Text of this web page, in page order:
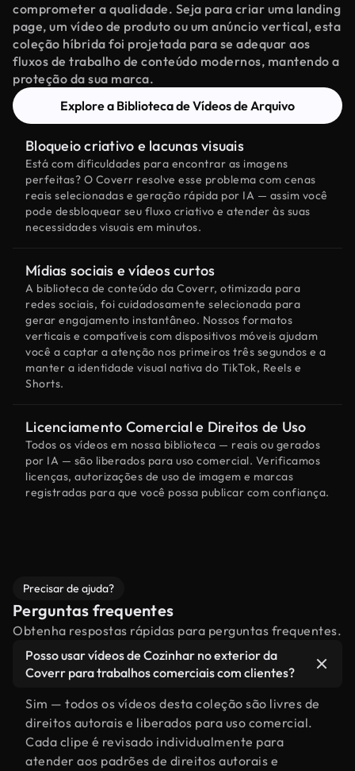
comprometer a qualidade. Seja para criar uma landing
page, um vídeo de produto ou um anúncio vertical, esta
coleção híbrida foi projetada para se adequar aos
fluxos de trabalho de conteúdo modernos, mantendo a
proteção da sua marca.
Explore a Biblioteca de Vídeos de Arquivo
Bloqueio criativo e lacunas visuais
Está com dificuldades para encontrar as imagens
perfeitas? O Coverr resolve esse problema com cenas
reais selecionadas e geração rápida por IA — assim você
pode desbloquear seu fluxo criativo e atender às suas
necessidades visuais em minutos.
Mídias sociais e vídeos curtos
A biblioteca de conteúdo da Coverr, otimizada para
redes sociais, foi cuidadosamente selecionada para
gerar engajamento instantâneo. Nossos formatos
verticais e compatíveis com dispositivos móveis ajudam
você a captar a atenção nos primeiros três segundos e a
manter a identidade visual nativa do TikTok, Reels e
Shorts.
Licenciamento Comercial e Direitos de Uso
Todos os vídeos em nossa biblioteca — reais ou gerados
por IA — são liberados para uso comercial. Verificamos
licenças, autorizações de uso de imagem e marcas
registradas para que você possa publicar com confiança.
Precisar de ajuda?
Perguntas frequentes
Obtenha respostas rápidas para perguntas frequentes.
Posso usar vídeos de Cozinhar no exterior da
Coverr para trabalhos comerciais com clientes?
Sim — todos os vídeos desta coleção são livres de
direitos autorais e liberados para uso comercial.
Cada clipe é revisado individualmente para
atender aos padrões de direitos autorais e